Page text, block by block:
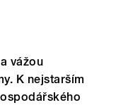
vážou
K nejstarším